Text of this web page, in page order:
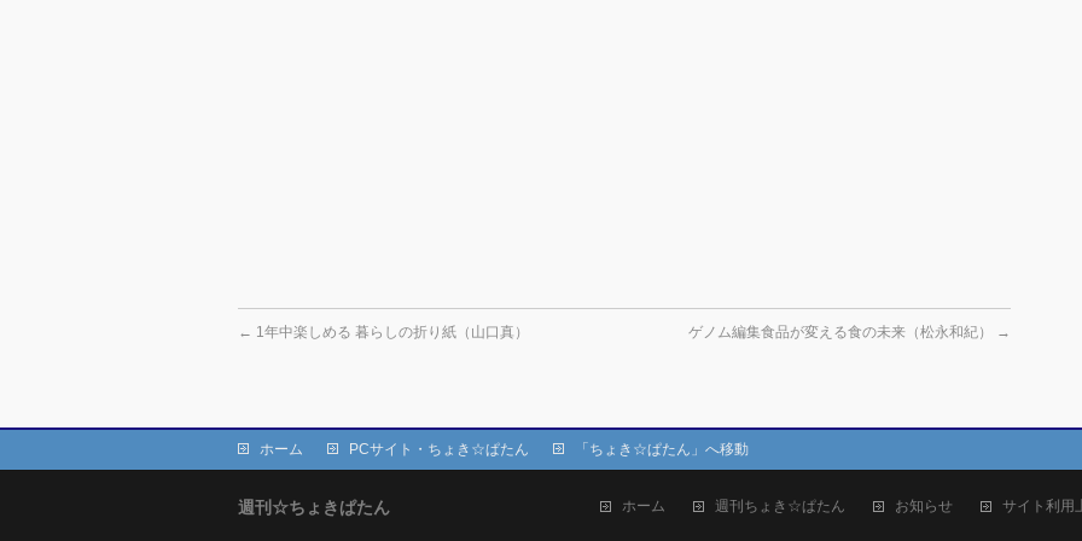
← 1年中楽しめる 暮らしの折り紙（山口真） ゲノム編集食品が変える食の未来（松永和紀） →
ホーム PCサイト・ちょき☆ぱたん 「ちょき☆ぱたん」へ移動
週刊☆ちょきぱたん ホーム 週刊ちょき☆ぱたん お知らせ サイト利用